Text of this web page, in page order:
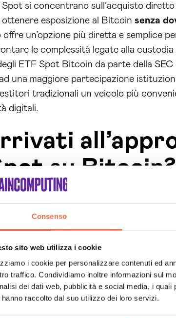
Consenso
sito web utilizza i cookie
i cookie per personalizzare contenuti ed
traffico. Condividiamo inoltre informazioni sul
dei dati web, pubblicità e social media, i
hanno raccolto dal suo utilizzo dei loro servizi.
si concentrano sull’acquisto
esposizione al Bitcoin senza
offre un’opzione più diretta e semplice
le complessità legate alla custodia
ETF Spot Bitcoin da parte della
una maggiore partecipazione
tradizionali un veicolo più
digitali.
su Bitcoin?
Traded Fund
che ha attraversato diversi
di un ETF spot sul Bitcoin negli Stati
preoccupazioni principali riguardavano
a frodi e manipolazioni, e la natura
Questa posizione restrittiva
il mercato cripto soggetto a
sottolineare.